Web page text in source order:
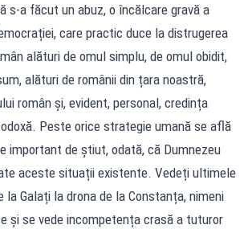
s-a făcut un abuz, o încălcare gravă a
care practic duce la distrugerea
alături de omul simplu, de omul obidit,
alături de românii din țara noastră,
român și, evident, personal, credința
Peste orice strategie umană se află
important de știut, odată, că Dumnezeu
aceste situații existente. Vedeți ultimele
la Galați la drona de la Constanța, nimeni
și se vede incompetența crasă a tuturor